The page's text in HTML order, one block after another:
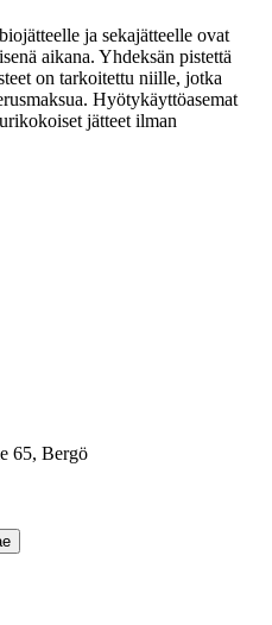
ja sekajätteelle ovat
aikana. Yhdeksän pistettä
on tarkoitettu niille, jotka
Hyötykäyttöasemat
jätteet ilman
65, Bergö